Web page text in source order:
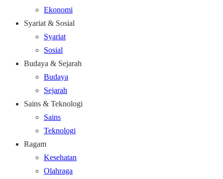
Ekonomi
Syariat & Sosial
Syariat
Sosial
Budaya & Sejarah
Budaya
Sejarah
Sains & Teknologi
Sains
Teknologi
Ragam
Kesehatan
Olahraga